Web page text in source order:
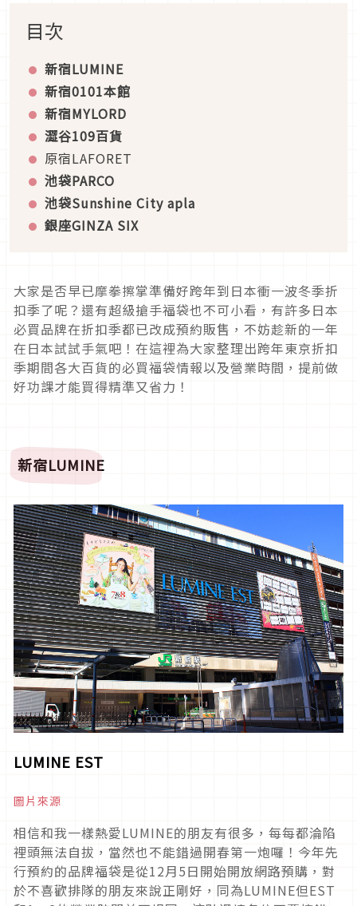
目次
新宿LUMINE
新宿0101本館
新宿MYLORD
澀谷109百貨
原宿LAFORET
池袋PARCO
池袋Sunshine City apla
銀座GINZA SIX
大家是否早已摩拳擦掌準備好跨年到日本衝一波冬季折
扣季了呢？還有超級搶手福袋也不可小看，有許多日本
必買品牌在折扣季都已改成預約販售，不妨趁新的一年
在日本試試手氣吧！在這裡為大家整理出跨年東京折扣
季期間各大百貨的必買福袋情報以及營業時間，提前做
好功課才能買得精準又省力！
新宿LUMINE
LUMINE EST
圖片來源
相信和我一樣熱愛LUMINE的朋友有很多，每每都淪陷
裡頭無法自拔，當然也不能錯過開春第一炮囉！今年先
行預約的品牌福袋是從12月5日開始開放網路預購，對
於不喜歡排隊的朋友來說正剛好，同為LUMINE但EST